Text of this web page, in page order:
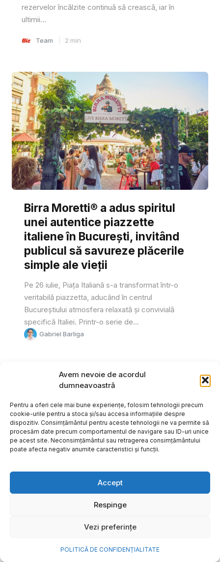
Avem nevoie de acordul
dumneavoastră
Pentru a oferi cele mai bune experiențe, folosim tehnologii precum
cookie-urile pentru a stoca și/sau accesa informațiile despre
dispozitiv. Consimțământul pentru aceste tehnologii ne va permite să
procesăm date precum comportamentul de navigare sau ID-uri unice
pe acest site. Neconsimțământul sau retragerea consimțământului
poate afecta negativ anumite caracteristici și funcții.
Accept
Respinge
Vezi preferințe
POLITICĂ DE CONFIDENȚIALITATE
rezervelor încălzite continuă să crească, iar în
ultimii...
Team 2 min
Birra Moretti® a adus spiritul
unei autentice piazzette
italiene în București, invitând
publicul să savureze plăcerile
simple ale vieții
Pe 26 iulie, Piața Italiană s-a transformat într-o
veritabilă piazzetta, aducând în centrul
Bucureștiului atmosfera relaxată și convivială
specifică Italiei. Printr-o serie de...
Gabriel Barliga
Cum transformi cele mai
o bijuterie Pandora pe care o
porți zi de zi